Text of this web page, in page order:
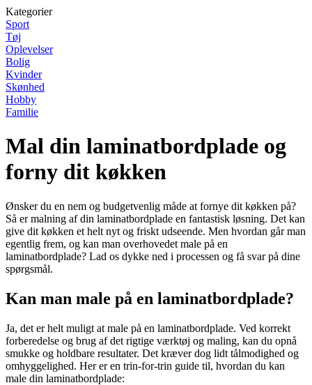
Kategorier
Sport
Tøj
Oplevelser
Bolig
Kvinder
Skønhed
Hobby
Familie
Mal din laminatbordplade og
forny dit køkken
Ønsker du en nem og budgetvenlig måde at fornye dit køkken på?
Så er malning af din laminatbordplade en fantastisk løsning. Det kan
give dit køkken et helt nyt og friskt udseende. Men hvordan går man
egentlig frem, og kan man overhovedet male på en
laminatbordplade? Lad os dykke ned i processen og få svar på dine
spørgsmål.
Kan man male på en laminatbordplade?
Ja, det er helt muligt at male på en laminatbordplade. Ved korrekt
forberedelse og brug af det rigtige værktøj og maling, kan du opnå
smukke og holdbare resultater. Det kræver dog lidt tålmodighed og
omhyggelighed. Her er en trin-for-trin guide til, hvordan du kan
male din laminatbordplade: